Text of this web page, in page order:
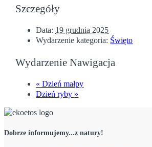
Szczegóły
Data: 19 grudnia 2025
Wydarzenie kategoria: Święto
Wydarzenie Nawigacja
« Dzień małpy
Dzień ryby »
Dobrze informujemy...z natury!